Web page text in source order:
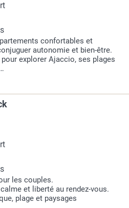
confortables et
autonomie et bien-être.
explorer Ajaccio, ses plages
les couples.
et liberté au rendez-vous.
plage et paysages